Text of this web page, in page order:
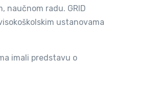
naučnom radu. GRID
ustanovama
imali predstavu o